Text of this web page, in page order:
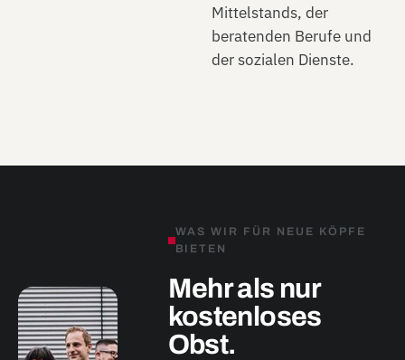
Mittelstands, der
beratenden Berufe und
der sozialen Dienste.
WAS WIR FÜR NEUE KÖPFE
BIETEN
Mehr als nur
kostenloses
Obst.